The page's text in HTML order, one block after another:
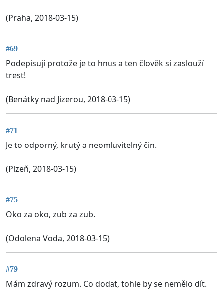
(Praha, 2018-03-15)
#69
Podepisují protože je to hnus a ten člověk si zaslouží
trest!
(Benátky nad Jizerou, 2018-03-15)
#71
Je to odporný, krutý a neomluvitelný čin.
(Plzeň, 2018-03-15)
#75
Oko za oko, zub za zub.
(Odolena Voda, 2018-03-15)
#79
Mám zdravý rozum. Co dodat, tohle by se nemělo dít.